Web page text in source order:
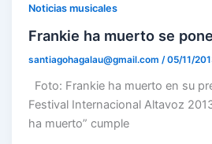
Noticias musicales
Frankie ha muerto se
santiagohagalau@gmail.com /05/11/
Foto: Frankie ha muerto en su
Festival Internacional Altavoz
ha muerto” cumple